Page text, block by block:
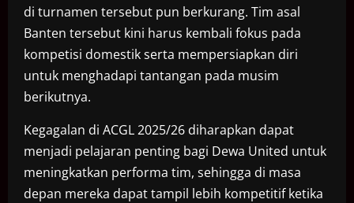
di turnamen tersebut pun berkurang. Tim asal
Banten tersebut kini harus kembali fokus pada
kompetisi domestik serta mempersiapkan diri
untuk menghadapi tantangan pada musim
berikutnya.
Kegagalan di ACGL 2025/26 diharapkan dapat
menjadi pelajaran penting bagi Dewa United untuk
meningkatkan performa tim, sehingga di masa
depan mereka dapat tampil lebih kompetitif ketika